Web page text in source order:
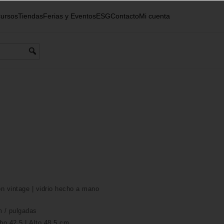
TiendasFerias y EventosESGContactoMi cuenta
vintage | vidrio hecho a mano
/ pulgadas